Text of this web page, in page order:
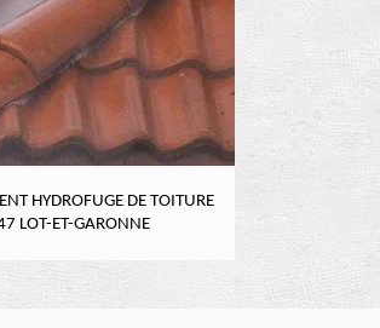
HYDROFUGE DE TOITURE
LOT-ET-GARONNE